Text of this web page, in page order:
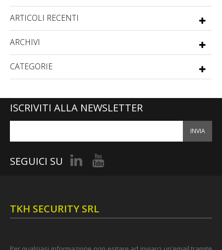
ARTICOLI RECENTI
ARCHIVI
CATEGORIE
ISCRIVITI ALLA NEWSLETTER
INVIA
SEGUICI SU
TKH SECURITY SRL